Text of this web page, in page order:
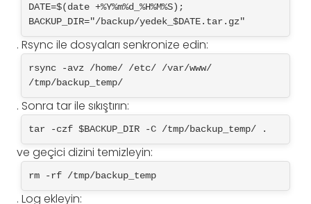
DATE=$(date +%Y%m%d_%H%M%S);
BACKUP_DIR="/backup/yedek_$DATE.tar.gz"
. Rsync ile dosyaları senkronize edin:
rsync -avz /home/ /etc/ /var/www/
/tmp/backup_temp/
. Sonra tar ile sıkıştırın:
tar -czf $BACKUP_DIR -C /tmp/backup_temp/ .
ve geçici dizini temizleyin:
rm -rf /tmp/backup_temp
. Log ekleyin: